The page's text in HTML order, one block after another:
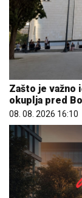
Zašto je važno
okuplja pred
08. 08. 2026 16:10